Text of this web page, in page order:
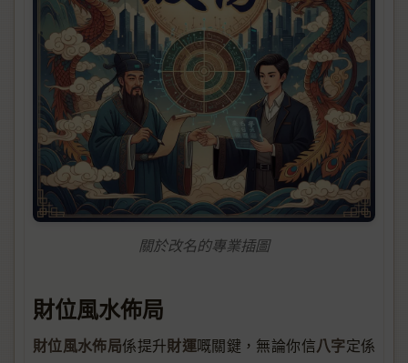
關於改名的專業插圖
財位風水佈局
財位風水佈局係提升財運嘅關鍵，無論你信八字定係